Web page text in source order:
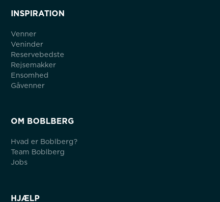
INSPIRATION
Venner
Veninder
Reservebedste
Rejsemakker
Ensomhed
Gåvenner
OM BOBLBERG
Hvad er Boblberg?
Team Boblberg
Jobs
HJÆLP